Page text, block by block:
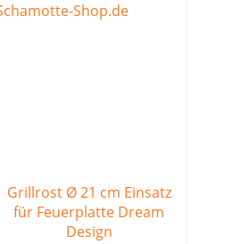
Grillrost Ø 21 cm Einsatz
für Feuerplatte Dream
Design